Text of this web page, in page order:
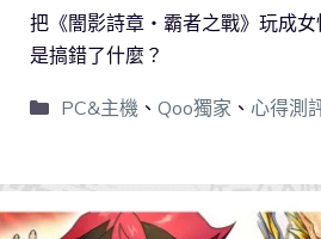
把《闇影詩章‧霸者之戰》玩成女
是搞錯了什麼？
PC&主機 、 Qoo獨家 、 心得測